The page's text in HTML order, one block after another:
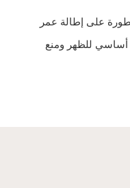
على إطالة عمر
أساسي للظهر ومنع